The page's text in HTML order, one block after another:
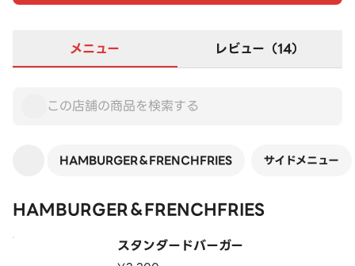
メニュー レビュー（14）
HAMBURGER＆FRENCHFRIES サイドメニュー
HAMBURGER＆FRENCHFRIES
スタンダードバーガー